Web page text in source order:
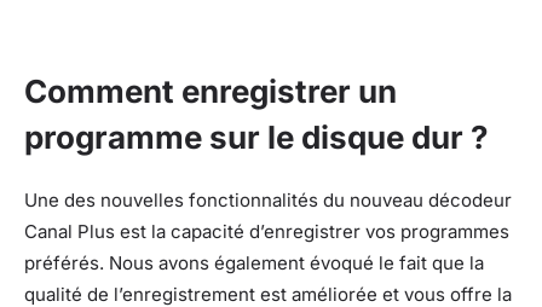
Comment enregistrer un
programme sur le disque dur ?
Une des nouvelles fonctionnalités du nouveau décodeur
Canal Plus est la capacité d’enregistrer vos programmes
préférés. Nous avons également évoqué le fait que la
qualité de l’enregistrement est améliorée et vous offre la